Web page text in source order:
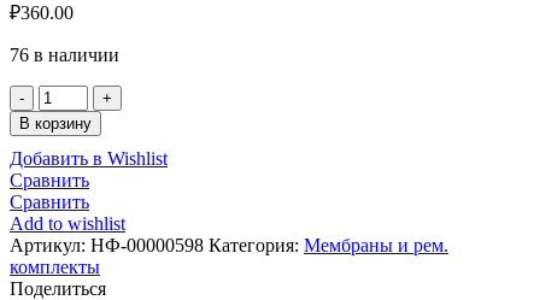
₽360.00
76 в наличии
Количество
Мембрана
ВПГ
Electrolux
GWH275RN,
Vaillant
MAG1C+/19C+
В корзину
Добавить в Wishlist
Сравнить
Сравнить
Add to wishlist
Артикул: НФ-00000598 Категория: Мембраны и рем.
комплекты
Поделиться